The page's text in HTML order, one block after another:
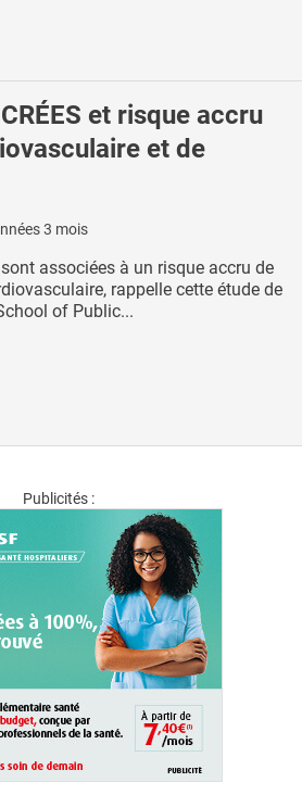
et risque accru
et de
3 mois
associées à un risque accru de
rappelle cette étude de
of Public...
Publicités :